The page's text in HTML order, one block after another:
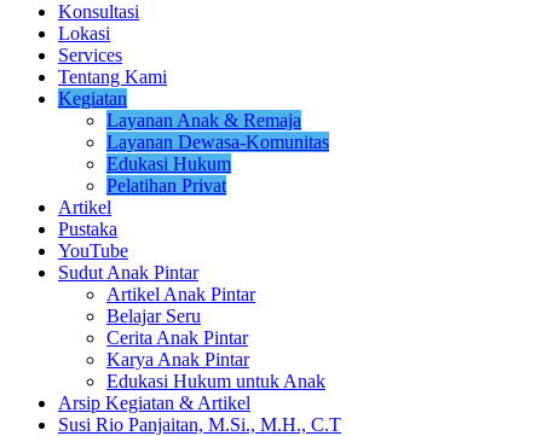
Konsultasi
Lokasi
Services
Tentang Kami
Kegiatan
Layanan Anak & Remaja
Layanan Dewasa-Komunitas
Edukasi Hukum
Pelatihan Privat
Artikel
Pustaka
YouTube
Sudut Anak Pintar
Artikel Anak Pintar
Belajar Seru
Cerita Anak Pintar
Karya Anak Pintar
Edukasi Hukum untuk Anak
Arsip Kegiatan & Artikel
Susi Rio Panjaitan, M.Si., M.H., C.T